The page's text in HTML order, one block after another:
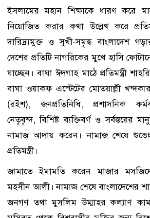
ইসলামের মহান শিক্ষাকে ধারণ করে
নিয়োজিত করার কথা উল্লেখ করে
দারিদ্র্যমুক্ত ও সুখী-সমৃদ্ধ বাংলাদেশ
দেশের প্রতিটি নাগরিকের মুখে হাসি
যাচ্ছেন। বাঘা ঈদগাহ মাঠে প্রতিমন্ত্রী
বাঘা ওয়াকফ এস্টেটের মোতয়াল্লী
(রইশ), জনপ্রতিনিধি, প্রশাসনিক
নেতৃবৃন্দ, বিশিষ্ট ব্যক্তিবর্গ ও সর্বস্তরের
নামাজ আদায় করেন। নামাজ শেষে
প্রতিমন্ত্রী।
জামাতে ইমামতি করেন মাজার
মহসীন আলী। নামাজ শেষে বাংলাদেশের
জনগণ তথা মুসলিম উম্মাহর কল্যাণ